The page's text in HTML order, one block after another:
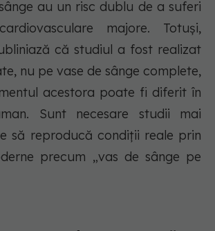
au un risc dublu de a suferi
majore. Totuși,
că studiul a fost realizat
nu pe vase de sânge complete,
acestora poate fi diferit în
Sunt necesare studii mai
să reproducă condiții reale prin
precum „vas de sânge pe